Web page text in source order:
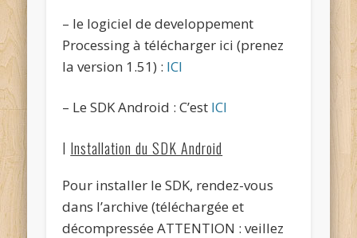
– le logiciel de developpement
Processing à télécharger ici (prenez
la version 1.51) : ICI
– Le SDK Android : C’est ICI
I Installation du SDK Android
Pour installer le SDK, rendez-vous
dans l’archive (téléchargée et
décompressée ATTENTION : veillez